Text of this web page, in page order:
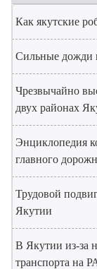
Как якутские
Сильные дожди
Чрезвычайно
двух районах
Энциклопедия
главного
Трудовой
Якутии
В Якутии из-за
транспорта на